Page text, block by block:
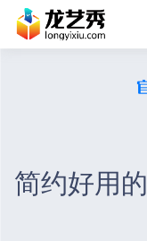
APP下载
简约好用的